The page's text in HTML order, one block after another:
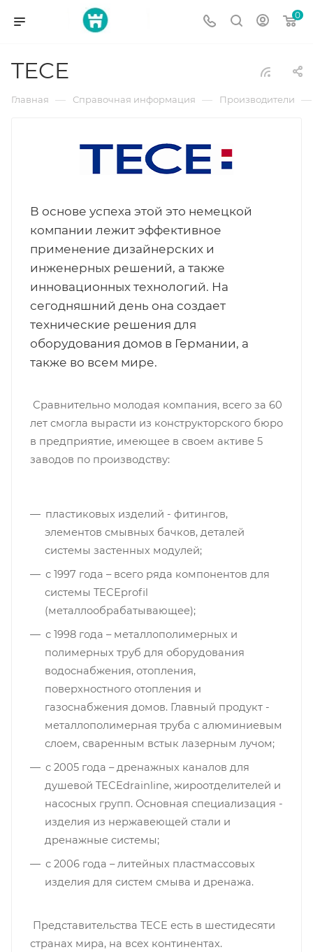
0
TECE
Главная — Справочная информация — Производители —
В основе успеха этой это немецкой
компании лежит эффективное
применение дизайнерских и
инженерных решений, а также
инновационных технологий. На
сегодняшний день она создает
технические решения для
оборудования домов в Германии, а
также во всем мире.
Сравнительно молодая компания, всего за 60
лет смогла вырасти из конструкторского бюро
в предприятие, имеющее в своем активе 5
заводов по производству:
пластиковых изделий - фитингов,
элементов смывных бачков, деталей
системы застенных модулей;
с 1997 года – всего ряда компонентов для
системы TECEprofil
(металлообрабатывающее);
с 1998 года – металлополимерных и
полимерных труб для оборудования
водоснабжения, отопления,
поверхностного отопления и
газоснабжения домов. Главный продукт -
металлополимерная труба с алюминиевым
слоем, сваренным встык лазерным лучом;
с 2005 года – дренажных каналов для
душевой TECEdrainline, жироотделителей и
насосных групп. Основная специализация -
изделия из нержавеющей стали и
дренажные системы;
с 2006 года – литейных пластмассовых
изделия для систем смыва и дренажа.
Представительства TECE есть в шестидесяти
странах мира, на всех континентах.